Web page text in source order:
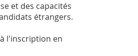
et des capacités
étrangers.
l'inscription en